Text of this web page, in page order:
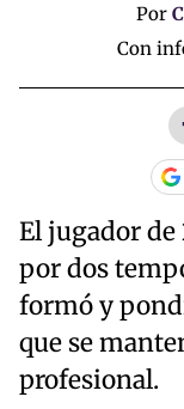
Por
Con
El jugador
por dos
formó y
que se
profesional.